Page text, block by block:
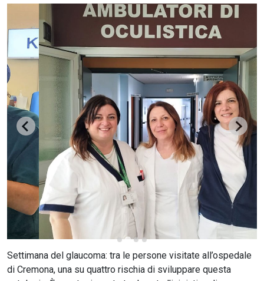
SEZIONI
CERCA
Settimana del glaucoma: tra le persone visitate all’ospedale
di Cremona, una su quattro rischia di sviluppare questa